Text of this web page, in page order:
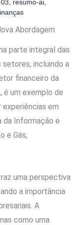
, resumo-ai,
Abordagem
parte integral das
incluindo a
financeiro da
é um exemplo de
em
Informação e
e Gás,
uma perspectiva
a importância
A
como uma